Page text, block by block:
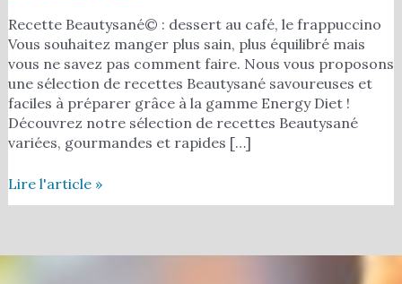
Recette Beautysané© : dessert au café, le frappuccino
Vous souhaitez manger plus sain, plus équilibré mais
vous ne savez pas comment faire. Nous vous proposons
une sélection de recettes Beautysané savoureuses et
faciles à préparer grâce à la gamme Energy Diet !
Découvrez notre sélection de recettes Beautysané
variées, gourmandes et rapides […]
Lire l'article »